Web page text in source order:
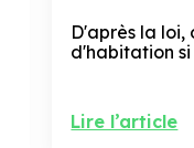
D'après la
d'habitation si
Lire l’article